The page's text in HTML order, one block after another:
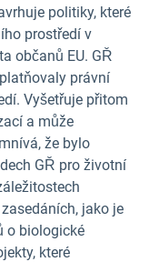
politiky, které
prostředí v
občanů EU. GŘ
právní
Vyšetřuje přitom
a může
že bylo
GŘ pro životní
jako je
o biologické
které